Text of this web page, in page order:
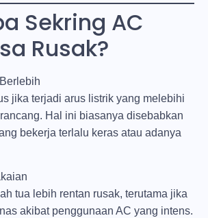
Sekring AC
Rusak?
jika terjadi arus listrik yang melebihi
Hal ini biasanya disebabkan
bekerja terlalu keras atau adanya
tua lebih rentan rusak, terutama jika
akibat penggunaan AC yang intens.